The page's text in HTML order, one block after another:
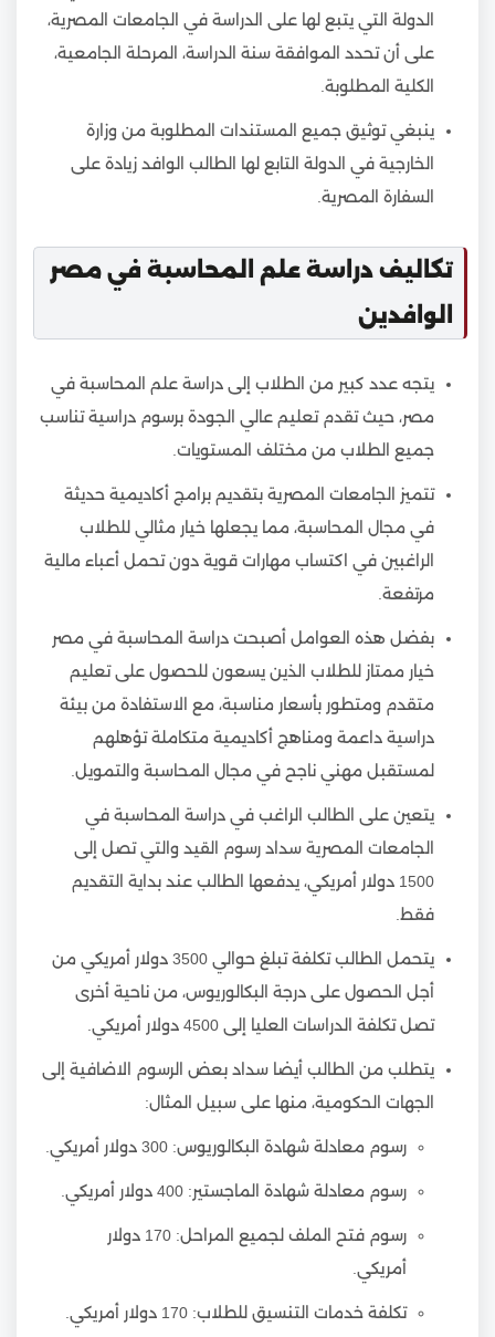
الدولة التي يتبع لها على الدراسة في الجامعات المصرية،
على أن تحدد الموافقة سنة الدراسة، المرحلة الجامعية،
الكلية المطلوبة.
ينبغي توثيق جميع المستندات المطلوبة من وزارة
الخارجية في الدولة التابع لها الطالب الوافد زيادة على
السفارة المصرية.
تكاليف دراسة علم المحاسبة في مصر
الوافدين
يتجه عدد كبير من الطلاب إلى دراسة علم المحاسبة في
مصر، حيث تقدم تعليم عالي الجودة برسوم دراسية تناسب
جميع الطلاب من مختلف المستويات.
تتميز الجامعات المصرية بتقديم برامج أكاديمية حديثة
في مجال المحاسبة، مما يجعلها خيار مثالي للطلاب
الراغبين في اكتساب مهارات قوية دون تحمل أعباء مالية
مرتفعة.
بفضل هذه العوامل أصبحت دراسة المحاسبة في مصر
خيار ممتاز للطلاب الذين يسعون للحصول على تعليم
متقدم ومتطور بأسعار مناسبة، مع الاستفادة من بيئة
دراسية داعمة ومناهج أكاديمية متكاملة تؤهلهم
لمستقبل مهني ناجح في مجال المحاسبة والتمويل.
يتعين على الطالب الراغب في دراسة المحاسبة في
الجامعات المصرية سداد رسوم القيد والتي تصل إلى
1500 دولار أمريكي، يدفعها الطالب عند بداية التقديم
فقط.
يتحمل الطالب تكلفة تبلغ حوالي 3500 دولار أمريكي من
أجل الحصول على درجة البكالوريوس، من ناحية أخرى
تصل تكلفة الدراسات العليا إلى 4500 دولار أمريكي.
يتطلب من الطالب أيضا سداد بعض الرسوم الاضافية إلى
الجهات الحكومية، منها على سبيل المثال:
رسوم معادلة شهادة البكالوريوس: 300 دولار أمريكي.
رسوم معادلة شهادة الماجستير: 400 دولار أمريكي.
رسوم فتح الملف لجميع المراحل: 170 دولار
أمريكي.
تكلفة خدمات التنسيق للطلاب: 170 دولار أمريكي.